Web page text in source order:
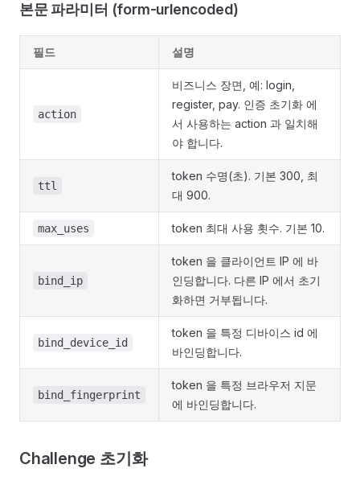
본문 파라미터 (form-urlencoded)
필드 설명
action
비즈니스 장면, 예: login,
register, pay. 인증 초기화 에
서 사용하는 action 과 일치해
야 합니다.
ttl
token 수명(초). 기본 300, 최
대 900.
max_uses token 최대 사용 횟수. 기본 10.
bind_ip
token 을 클라이언트 IP 에 바
인딩합니다. 다른 IP 에서 초기
화하면 거부됩니다.
bind_device_id
token 을 특정 디바이스 id 에
바인딩합니다.
bind_fingerprint
token 을 특정 브라우저 지문
에 바인딩합니다.
Challenge 초기화